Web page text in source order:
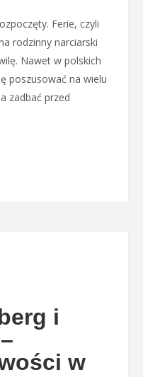
Ferie, czyli
rodzinny narciarski
Nawet w polskich
poszusować na wielu
zadbać przed
i
w